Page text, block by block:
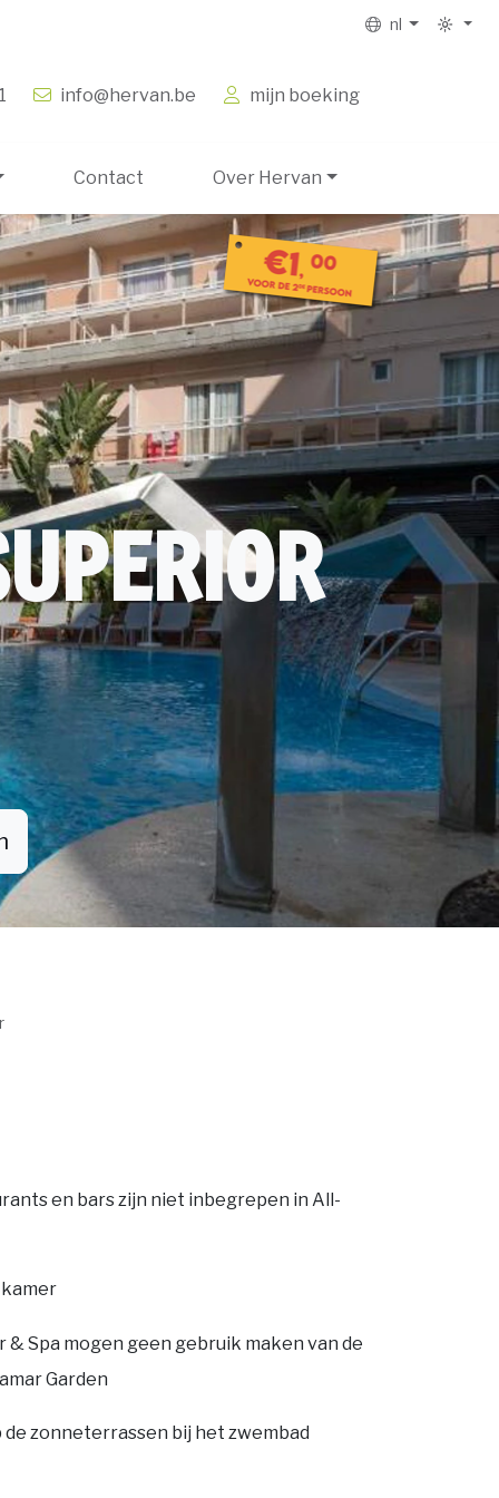
nl
info@hervan.be mijn boeking
Contact Over Hervan
en bars zijn niet inbegrepen in All-
& Spa mogen geen gebruik maken van de
Garden
zonneterrassen bij het zwembad